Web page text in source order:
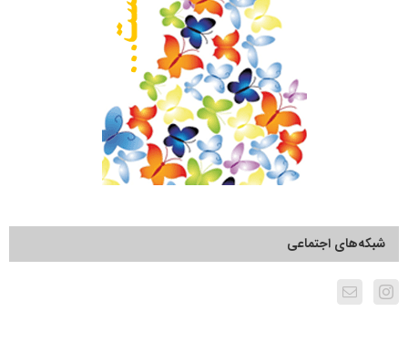
شبکه‌های اجتماعی